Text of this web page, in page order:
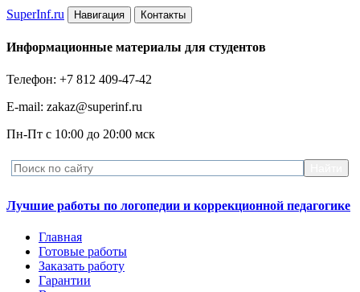
SuperInf.ru Навигация Контакты
Информационные материалы для студентов
Телефон: +7 812 409-47-42
E-mail: zakaz@superinf.ru
Пн-Пт с 10:00 до 20:00 мск
Лучшие работы по логопедии и коррекционной педагогике
Главная
Готовые работы
Заказать работу
Гарантии